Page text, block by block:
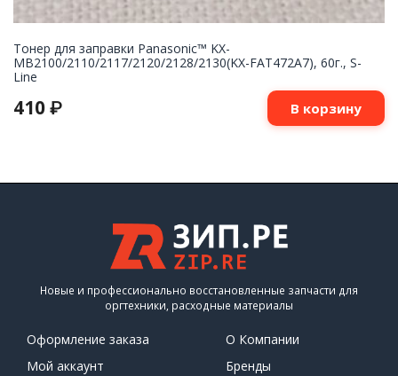
Тонер для заправки Panasonic™ KX-
MB2100/2110/2117/2120/2128/2130(KX-FAT472A7), 60г., S-
Line
410 ₽ В корзину
Новые и профессионально восстановленные запчасти для
оргтехники, расходные материалы
Оформление заказа
Мой аккаунт
О Компании
Бренды